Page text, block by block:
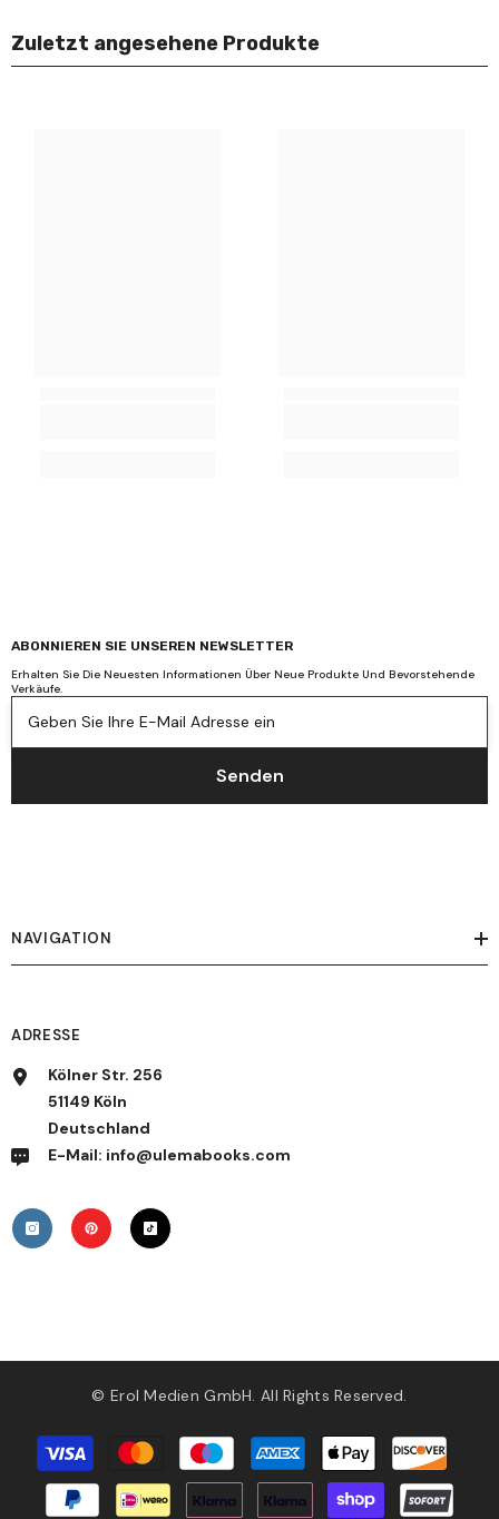
Zuletzt angesehene Produkte
ABONNIEREN SIE UNSEREN NEWSLETTER
Erhalten Sie Die Neuesten Informationen Über Neue Produkte Und Bevorstehende
Verkäufe.
Geben Sie Ihre E-Mail Adresse ein
Senden
NAVIGATION
ADRESSE
Kölner Str. 256
51149 Köln
Deutschland
E-Mail: info@ulemabooks.com
© Erol Medien GmbH. All Rights Reserved.
Zahlungsmethoden